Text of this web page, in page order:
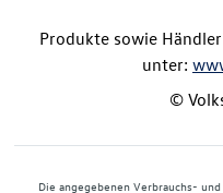
Produkte sowie
unter:
©
Die angegebenen Verbrauchs-